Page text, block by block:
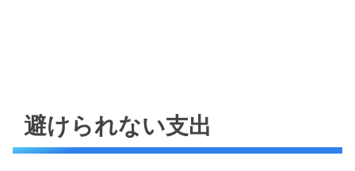
避けられない支出